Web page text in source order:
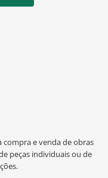
compra e venda de obras
peças individuais ou de